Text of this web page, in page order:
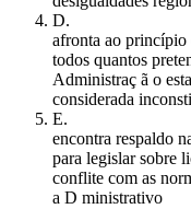
D.
afronta ao princípio
todos quantos
Administraç ã o
considerada
E.
encontra respaldo
para legislar sobre
conflite com as
a D ministrativo